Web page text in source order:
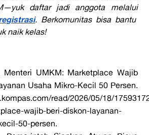
daftar jadi anggota melalui
. Berkomunitas bisa bantu
naik kelas!
Menteri UMKM: Marketplace Wajib
Usaha Mikro-Kecil 50 Persen.
read/2026/05/18/
wajib-beri-diskon-layanan-
50-persen.